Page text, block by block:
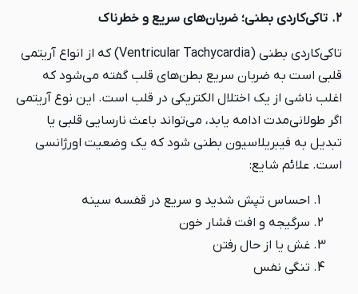
۲. تاکی‌کاردی بطنی؛ ضربان‌های سریع و خطرناک
تاکی‌کاردی بطنی (Ventricular Tachycardia) که از انواع آریتمی
قلبی است به ضربان سریع بطن‌های قلب گفته می‌شود که
اغلب ناشی از یک اختلال الکتریکی در قلب است. این نوع آریتمی
اگر طولانی‌مدت ادامه یابد، می‌تواند باعث نارسایی قلبی یا
تبدیل به فیبریلاسیون بطنی شود که یک وضعیت اورژانسی
است. علائم شایع:
احساس تپش شدید و سریع در قفسه سینه
سرگیجه و افت فشار خون
غش یا از حال رفتن
تنگی نفس